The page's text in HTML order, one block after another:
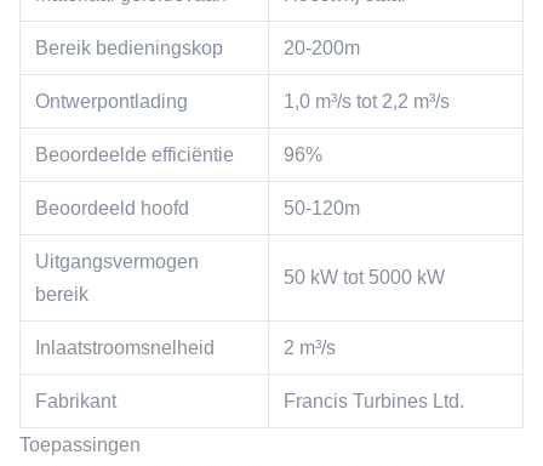
Bereik bedieningskop 20-200m
Ontwerpontlading 1,0 m³/s tot 2,2 m³/s
Beoordeelde efficiëntie 96%
Beoordeeld hoofd 50-120m
Uitgangsvermogen
bereik
50 kW tot 5000 kW
Inlaatstroomsnelheid 2 m³/s
Fabrikant Francis Turbines Ltd.
Toepassingen